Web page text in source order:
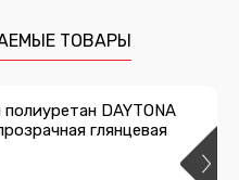
ТОВАРЫ
DAYTONA
глянцевая